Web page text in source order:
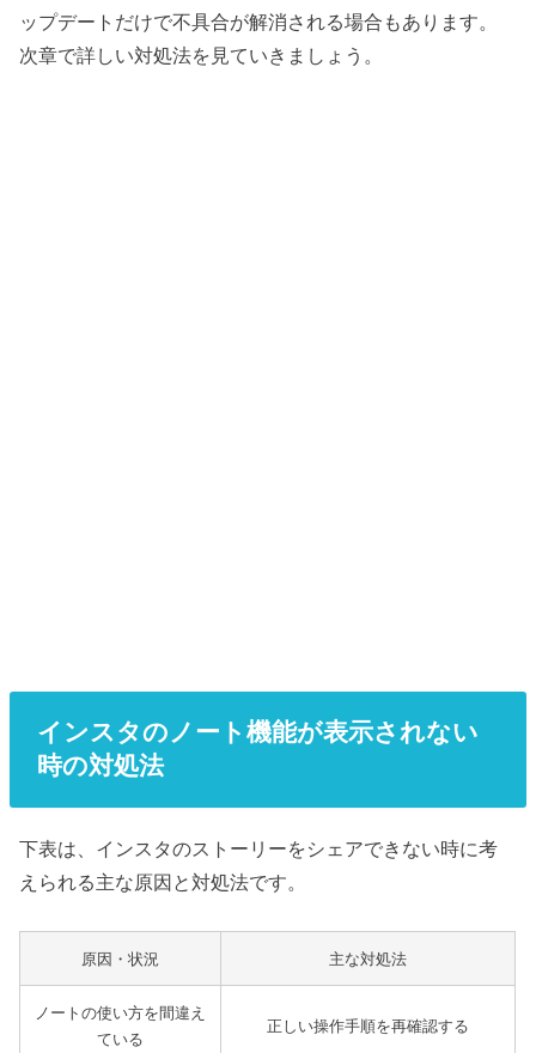
ップデートだけで不具合が解消される場合もあります。
次章で詳しい対処法を見ていきましょう。
インスタのノート機能が表示されない
時の対処法
下表は、インスタのストーリーをシェアできない時に考
えられる主な原因と対処法です。
原因・状況 主な対処法
ノートの使い方を間違え
ている
正しい操作手順を再確認する